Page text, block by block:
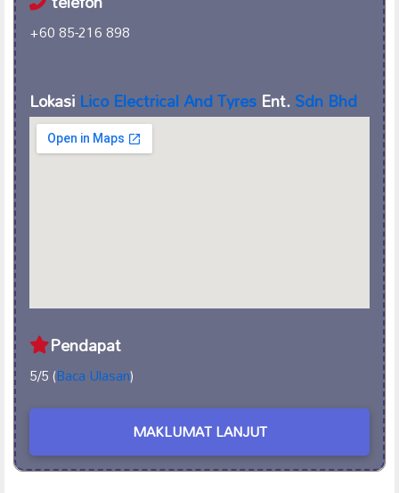
+60 85-216 898
LokasiLico Electrical And TyresEnt.Sdn Bhd
Pendapat
5/5 (Baca Ulasan)
MAKLUMAT LANJUT